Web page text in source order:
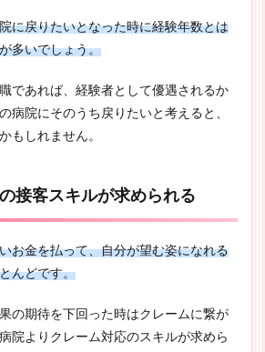
に戻りたいとなった時に経験年数とは
多いでしょう。
であれば、経験者として優遇されるか
病院にそのうち戻りたいと考えると、
もしれません。
接客スキルが求められる
お金を払って、自分が望む姿になれる
んどです。
の期待を下回った時はクレームに繋が
院よりクレーム対応のスキルが求めら